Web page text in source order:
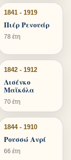
1841 - 1919
Πιέρ Ρενουάρ
78 έτη
1842 - 1912
Λισένκο
Μαϊκόλα
70 έτη
1844 - 1910
Ρουσσώ Ανρί
66 έτη